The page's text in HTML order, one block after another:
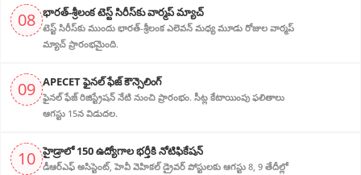
08 భారత్-శ్రీలంక టెస్ట్ సిరీస్‌కు వార్మప్ మ్యాచ్
టెస్ట్ సిరీస్‌కు ముందు భారత్-శ్రీలంక ఎలెవన్ మధ్య మూడు రోజుల వార్మప్
మ్యాచ్ ప్రారంభమైంది.
09 APECET ఫైనల్ ఫేజ్ కౌన్సెలింగ్
ఫైనల్ ఫేజ్ రిజిస్ట్రేషన్ నేటి నుంచి ప్రారంభం. సీట్ల కేటాయింపు ఫలితాలు
ఆగస్టు 15న విడుదల.
10 హైడ్రాలో 150 ఉద్యోగాల భర్తీకి నోటిఫికేషన్
డీఆర్‌ఎఫ్ అసిస్టెంట్, హెవీ వెహికల్ డ్రైవర్ పోస్టులకు ఆగస్టు 8, 9 తేదీల్లో